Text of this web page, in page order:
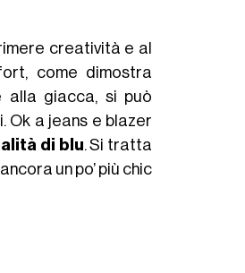
creatività e al
come dimostra
alla giacca, si può
Ok a jeans e blazer
di blu. Si tratta
un po’ più chic